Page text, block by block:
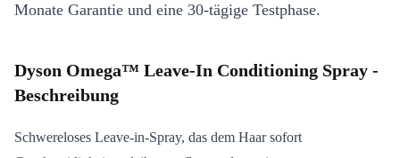
Monate Garantie und eine 30-tägige Testphase.
Dyson Omega™ Leave-In Conditioning Spray -
Beschreibung
Schwereloses Leave-in-Spray, das dem Haar sofort